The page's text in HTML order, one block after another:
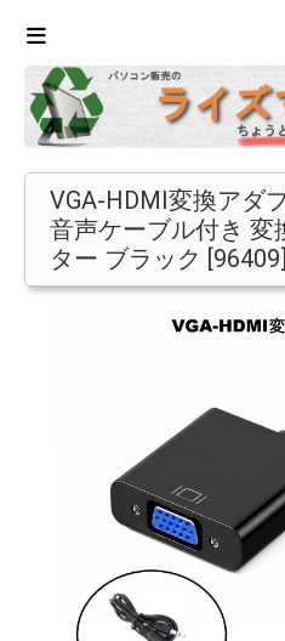
VGA-HDMI変換アダ
音声ケーブル付き 変
ター ブラック [96409]